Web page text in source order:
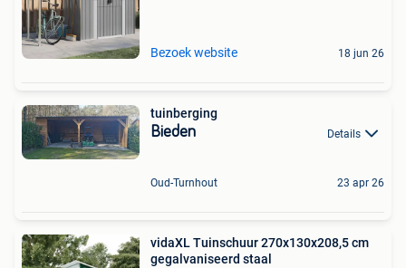
Bezoek website 18 jun 26
tuinberging
Bieden Details
Oud-Turnhout 23 apr 26
vidaXL Tuinschuur 270x130x208,5 cm
gegalvaniseerd staal